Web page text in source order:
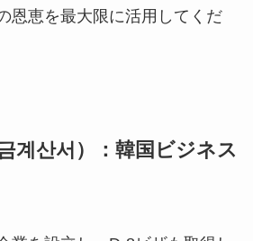
恩恵を最大限に活用してくだ
계산서）：韓国ビジネス